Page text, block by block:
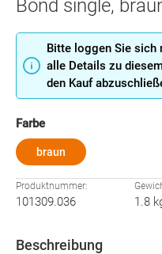
Bond single,
Bitte loggen Sie sich
alle Details zu
den Kauf
Farbeauswählen
braun
Produktnummer:
101309.036 1.8
Beschreibung